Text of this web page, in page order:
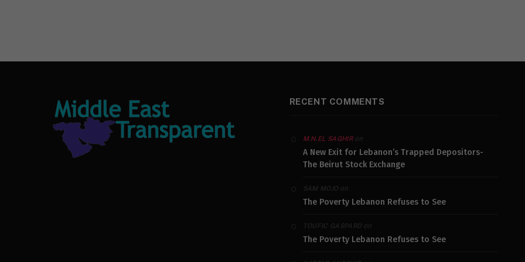
RECENT COMMENTS
M.N.EL SAGHIRon
A New Exit for Lebanon’s Trapped Depositors-
The Beirut Stock Exchange
SAM MOJO on
The Poverty Lebanon Refuses to See
TOUFIC GASPARD on
The Poverty Lebanon Refuses to See